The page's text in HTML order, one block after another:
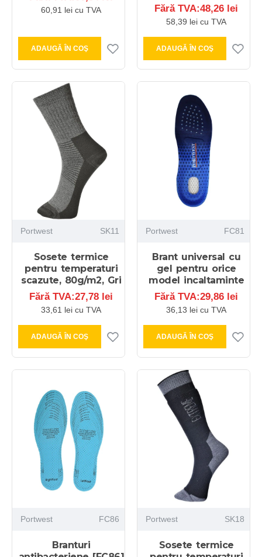
60,91 lei cu TVA
ADAUGĂ ÎN COŞ
Fără TVA:48,26 lei
58,39 lei cu TVA
ADAUGĂ ÎN COŞ
Portwest SK11
Sosete termice
pentru temperaturi
scazute, 80g/m2, Gri
Fără TVA:27,78 lei
33,61 lei cu TVA
ADAUGĂ ÎN COŞ
Portwest FC81
Brant universal cu
gel pentru orice
model incaltaminte
Fără TVA:29,86 lei
36,13 lei cu TVA
ADAUGĂ ÎN COŞ
Portwest FC86
Branturi
Portwest SK18
Sosete termice